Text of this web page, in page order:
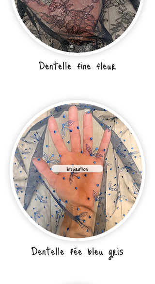
Dentelle fine fleur
Inspiration
Dentelle fée bleu gris